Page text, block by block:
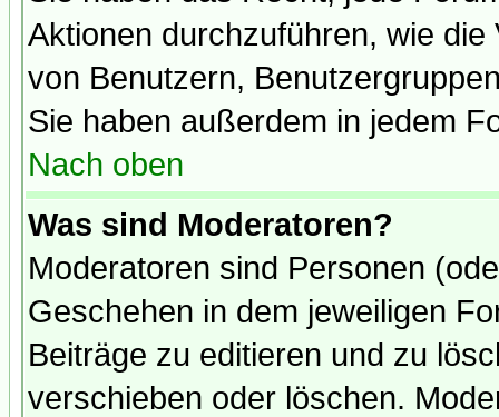
Aktionen durchzuführen, wie
von Benutzern,
Sie haben außerdem in jedem
Nach oben
Was sind Moderatoren?
Moderatoren sind Personen
Geschehen in dem jeweiligen
Beiträge zu editieren und zu
verschieben oder löschen.